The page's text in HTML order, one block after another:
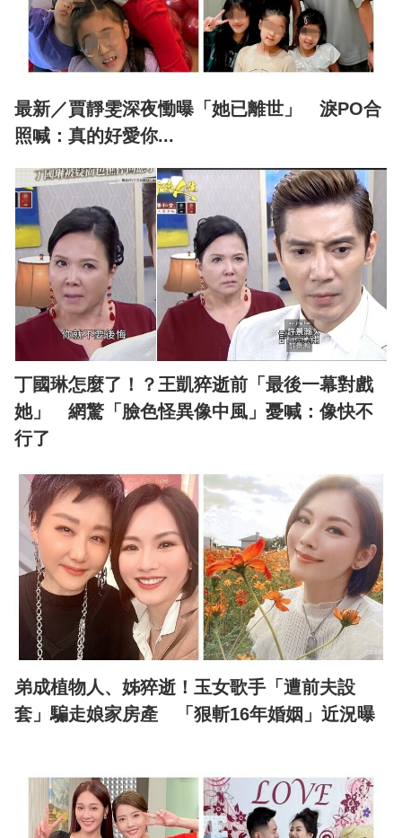
最新／賈靜雯深夜慟曝「她已離世」 淚PO合
照喊：真的好愛你...
丁國琳怎麼了！？王凱猝逝前「最後一幕對戲
她」 網驚「臉色怪異像中風」憂喊：像快不
行了
弟成植物人、姊猝逝！玉女歌手「遭前夫設
套」騙走娘家房產 「狠斬16年婚姻」近況曝